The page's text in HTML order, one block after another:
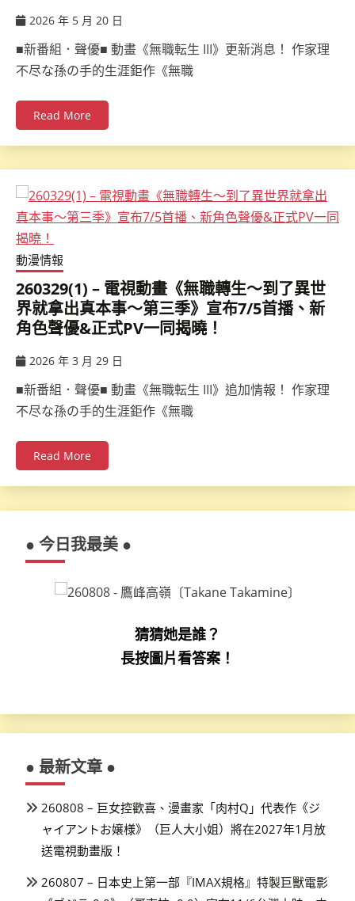
2026 年 5 月 20 日
■新番組．聲優■ 動畫《無職転生 III》更新消息！ 作家理
不尽な孫の手的生涯鉅作《無職
Read More
動漫情報
260329(1) – 電視動畫《無職轉生～到了異世
界就拿出真本事～第三季》宣布7/5首播、新
角色聲優&正式PV一同揭曉！
2026 年 3 月 29 日
■新番組．聲優■ 動畫《無職転生 III》追加情報！ 作家理
不尽な孫の手的生涯鉅作《無職
Read More
● 今日我最美 ●
猜猜她是誰？
長按圖片看答案！
● 最新文章 ●
260808 – 巨女控歡喜、漫畫家「肉村Q」代表作《ジ
ャイアントお嬢様》（巨人大小姐）將在2027年1月放
送電視動畫版！
260807 – 日本史上第一部『IMAX規格』特製巨獸電影